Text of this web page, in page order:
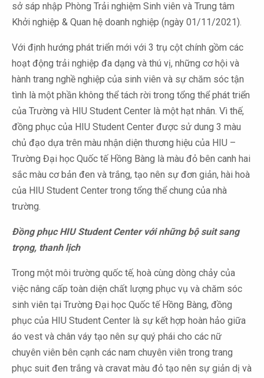
sở sáp nhập Phòng Trải nghiệm Sinh viên và Trung tâm
Khởi nghiệp & Quan hệ doanh nghiệp (ngày 01/11/2021).
Với định hướng phát triển mới với 3 trụ cột chính gồm các
hoạt động trải nghiệp đa dạng và thú vị, những cơ hội và
hành trang nghề nghiệp của sinh viên và sự chăm sóc tận
tình là một phần không thể tách rời trong tổng thể phát triển
của Trường và HIU Student Center là một hạt nhân. Vì thế,
đồng phục của HIU Student Center được sử dung 3 màu
chủ đạo dựa trên màu nhận diện thương hiệu của HIU –
Trường Đại học Quốc tế Hồng Bàng là màu đỏ bên canh hai
sắc màu cơ bản đen và trắng, tạo nên sự đơn giản, hài hoà
của HIU Student Center trong tổng thể chung của nhà
trường.
Đồng phục HIU Student Center với những bộ suit sang
trọng, thanh lịch
Trong một môi trường quốc tế, hoà cùng dòng chảy của
việc nâng cấp toàn diện chất lượng phục vụ và chăm sóc
sinh viên tại Trường Đại học Quốc tế Hồng Bàng, đồng
phục của HIU Student Center là sự kết hợp hoàn hảo giữa
áo vest và chân váy tạo nên sự quý phái cho các nữ
chuyên viên bên cạnh các nam chuyên viên trong trang
phục suit đen trắng và cravat màu đỏ tạo nên sự giản dị và